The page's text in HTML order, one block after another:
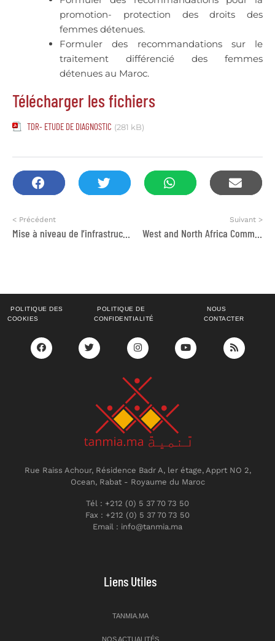
promotion- protection des droits des
femmes détenues.
Formuler des recommandations sur le
traitement différencié des femmes
détenues au Maroc.
Télécharger les fichiers
TDR- ETUDE DE DIAGNOSTIC (281 kB)
< Précédent Suivant >
POLITIQUE DES
COOKIES
POLITIQUE DE
CONFIDENTIALITÉ
NOUS
CONTACTER
Rue Raiss Achour, Résidence Badr A, ler étage, Apprt NO 2,
Ocean, Rabat - Royaume du Maroc
Tél : +212 (0) 5 37 70 73 50
Fax : +212 (0) 5 37 70 73 50
Email : info@tanmia.ma
Liens Utiles
TANMIA.MA
NOS ACTUALITÉS